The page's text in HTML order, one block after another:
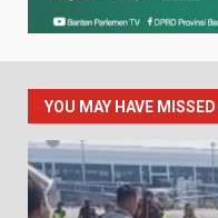
YOU MAY HAVE MISSED